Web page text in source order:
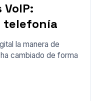
telefonía
la manera de
cambiado de forma